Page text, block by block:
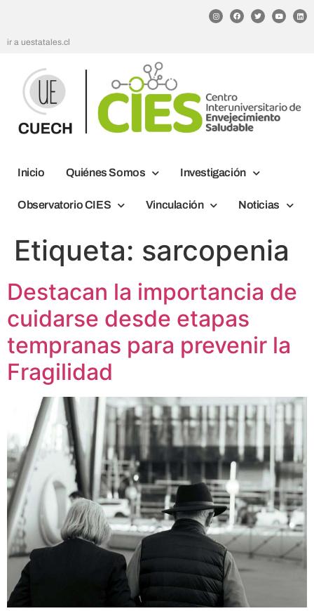
ir a uestatales.cl
Inicio Quiénes Somos Investigación
Observatorio CIES Vinculación Noticias
Etiqueta: sarcopenia
Destacan la importancia de
cuidarse desde etapas
tempranas para prevenir la
Fragilidad